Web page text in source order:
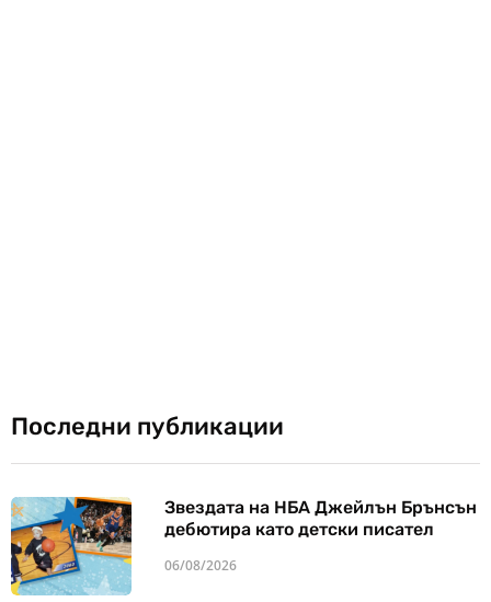
Последни публикации
Звездата на НБА Джейлън Брънсън
дебютира като детски писател
06/08/2026